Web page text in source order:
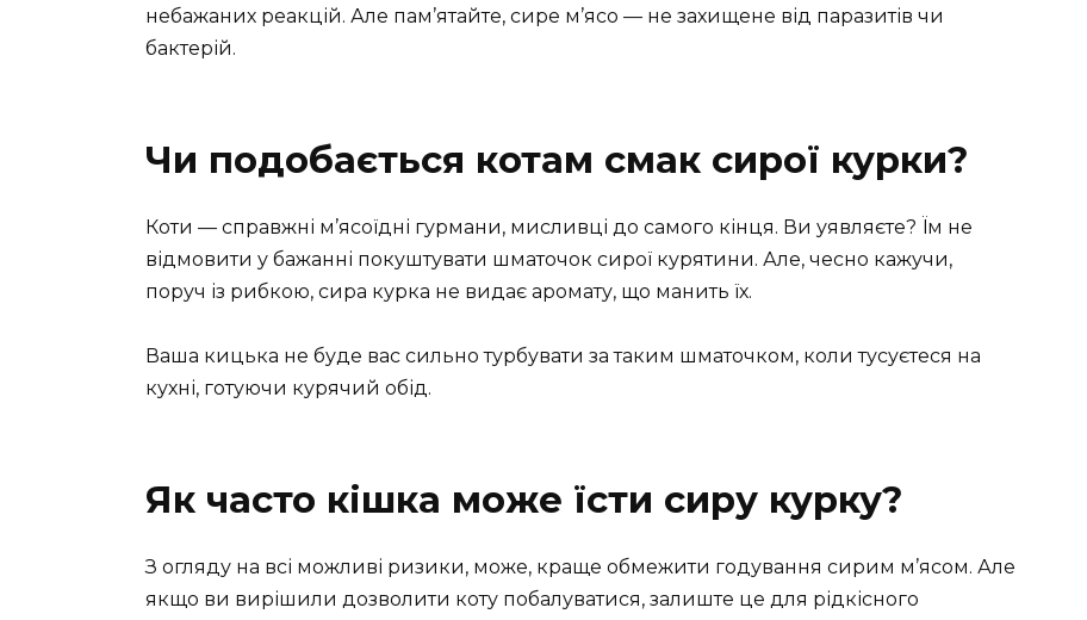
небажаних реакцій. Але пам’ятайте, сире м’ясо — не захищене від паразитів чи
бактерій.
Чи подобається котам смак сирої курки?
Коти — справжні м’ясоїдні гурмани, мисливці до самого кінця. Ви уявляєте? Їм не
відмовити у бажанні покуштувати шматочок сирої курятини. Але, чесно кажучи,
поруч із рибкою, сира курка не видає аромату, що манить їх.
Ваша кицька не буде вас сильно турбувати за таким шматочком, коли тусуєтеся на
кухні, готуючи курячий обід.
Як часто кішка може їсти сиру курку?
З огляду на всі можливі ризики, може, краще обмежити годування сирим м’ясом. Але
якщо ви вирішили дозволити коту побалуватися, залиште це для рідкісного